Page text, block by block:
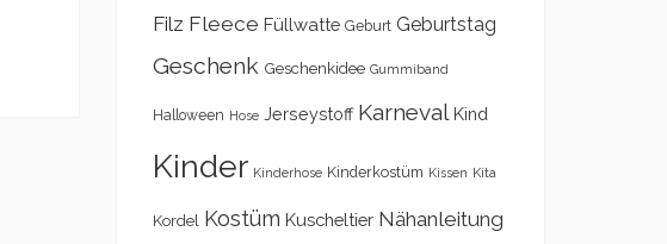
Filz Fleece Füllwatte Geburt Geburtstag
Geschenk Geschenkidee Gummiband
Halloween Hose Jerseystoff Karneval Kind
Kinder Kinderhose Kinderkostüm Kissen Kita
Kordel Kostüm Kuscheltier Nähanleitung